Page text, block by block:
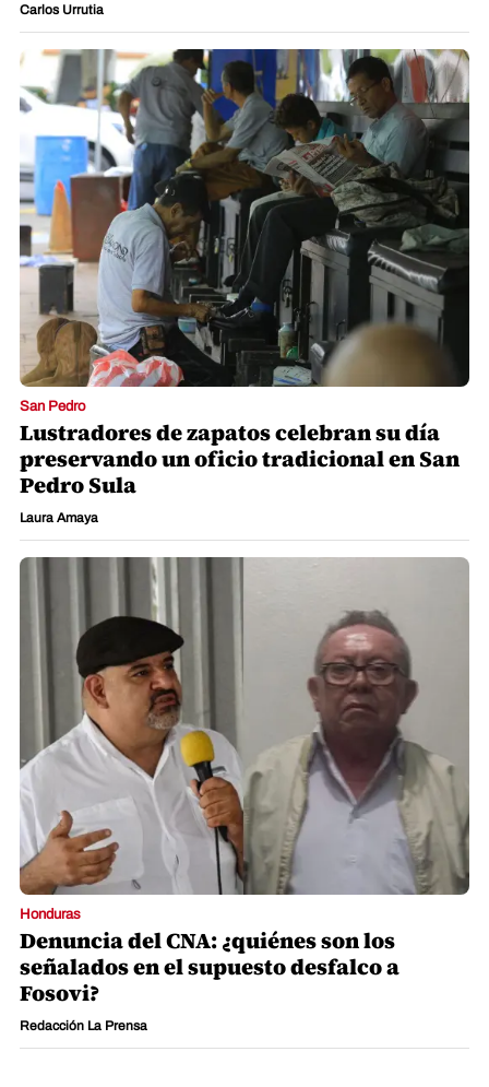
Carlos Urrutia
San Pedro
Lustradores de zapatos celebran su día
preservando un oficio tradicional en San
Pedro Sula
Laura Amaya
Honduras
Denuncia del CNA: ¿quiénes son los
señalados en el supuesto desfalco a
Fosovi?
Redacción La Prensa